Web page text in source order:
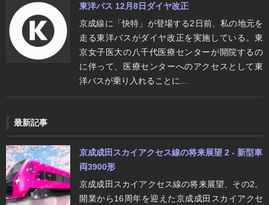
東洋バス 12月8日ダイヤ改正
京成線に「快特」が登場する2日前、私の地元を
走る東洋バスがダイヤ改正を実施している。東
京女子医大の八千代医療センターが開院するの
に伴って、医療センターへのアクセスとして東
洋バスが乗り入れることに...
最新記事
京成成田スカイアクセス線の将来展望 2 - 新型車
両3900形
京成成田スカイアクセス線の将来展望、その2。
開業から16周年を迎えた京成成田スカイアクセ